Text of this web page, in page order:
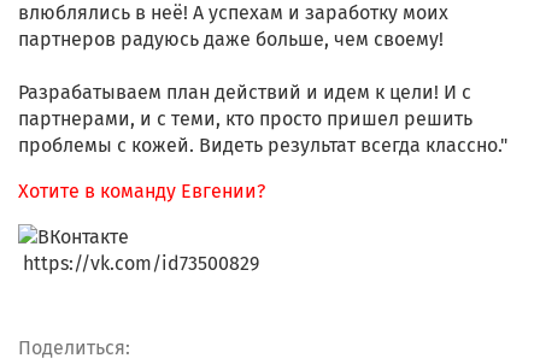
влюблялись в неё! А успехам и заработку моих
партнеров радуюсь даже больше, чем своему!
Разрабатываем план действий и идем к цели! И с
партнерами, и с теми, кто просто пришел решить
проблемы с кожей. Видеть результат всегда классно."
Хотите в команду Евгении?
https://vk.com/id73500829
Поделиться: